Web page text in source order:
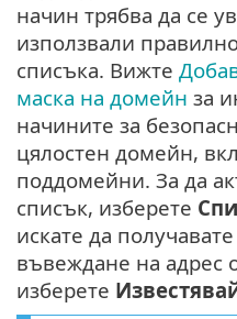
начин трябва да се
използвали
списъка. Вижте
маска на домейн за
начините за
цялостен домейн,
поддомейни. За да
списък, изберете
искате да
въвеждане на адрес
изберете